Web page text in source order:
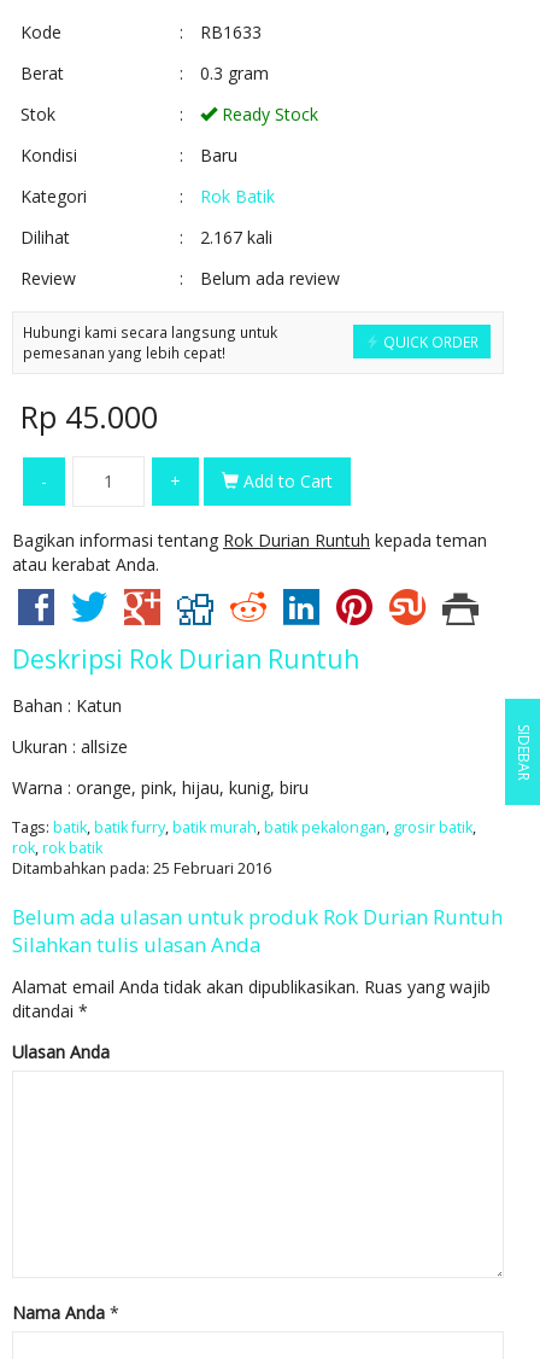
Kode :
RB1633
Berat
:
0.3 gram
Stok
:
Ready Stock
Kondisi
:
Baru
Kategori
:
Rok Batik
Dilihat
:
2.167 kali
Review
: Belum ada review
QUICK ORDER
Hubungi kami secara langsung untuk
pemesanan yang lebih cepat!
Rp 45.000
- + Add to Cart
Bagikan informasi tentang Rok Durian Runtuh kepada teman
atau kerabat Anda.
Deskripsi Rok Durian Runtuh
Bahan : Katun
Ukuran : allsize
Warna : orange, pink, hijau, kunig, biru
Tags: batik,batik furry,batik murah,batik pekalongan, grosir batik,
rok,rok batik
Ditambahkan pada: 25 Februari 2016
Belum ada ulasan untuk produk Rok Durian Runtuh
Silahkan tulis ulasan Anda
Alamat email Anda tidak akan dipublikasikan. Ruas yang wajib
ditandai *
Ulasan Anda
Nama Anda *
SIDEBAR